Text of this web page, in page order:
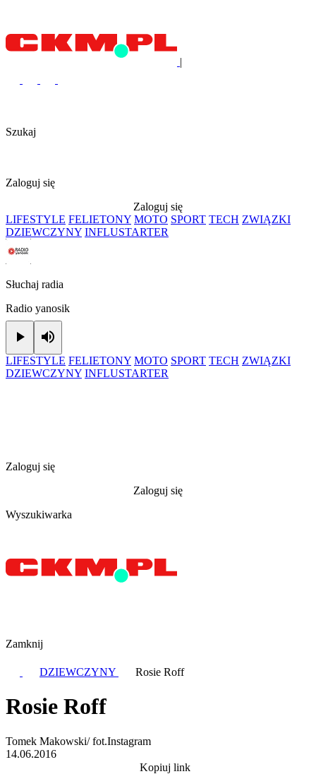
|
Szukaj
Zaloguj się
Zaloguj się
LIFESTYLE FELIETONY MOTO SPORT TECH ZWIĄZKI
DZIEWCZYNY INFLUSTARTER
Słuchaj radia
Radio yanosik
Play
LIFESTYLE FELIETONY MOTO SPORT TECH ZWIĄZKI
DZIEWCZYNY INFLUSTARTER
Zaloguj się
Zaloguj się
Wyszukiwarka
Zamknij
DZIEWCZYNY Rosie Roff
Rosie Roff
Tomek Makowski/ fot.Instagram
14.06.2016
Kopiuj link